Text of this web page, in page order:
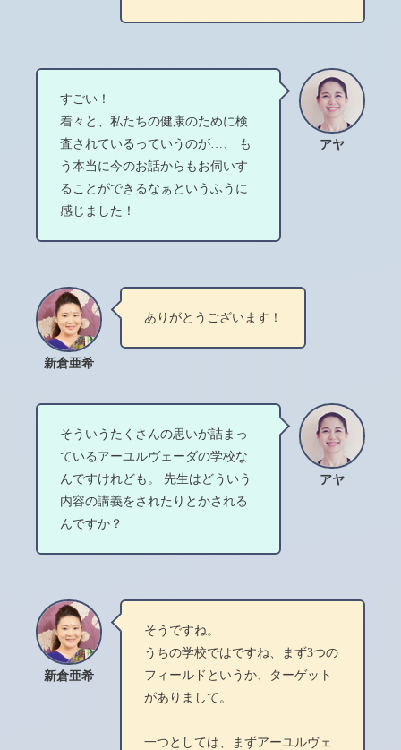
アヤ
すごい！
着々と、私たちの健康のために検
査されているっていうのが…、 も
う本当に今のお話からもお伺いす
ることができるなぁというふうに
感じました！
新倉亜希
ありがとうございます！
アヤ
そういうたくさんの思いが詰まっ
ているアーユルヴェーダの学校な
んですけれども。 先生はどういう
内容の講義をされたりとかされる
んですか？
新倉亜希
そうですね。
うちの学校ではですね、まず3つの
フィールドというか、ターゲット
がありまして。
一つとしては、まずアーユルヴェ